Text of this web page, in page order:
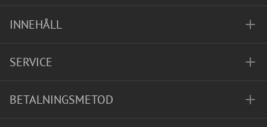
INNEHÅLL
SERVICE
BETALNINGSMETOD